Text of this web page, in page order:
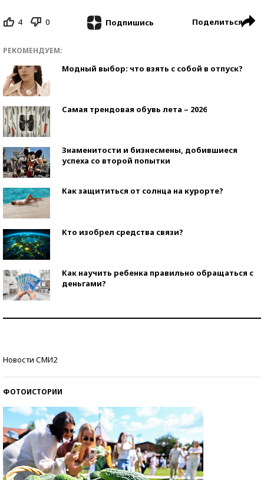
4 0 Подпишись Поделиться
РЕКОМЕНДУЕМ:
Модный выбор: что взять с собой в отпуск?
Самая трендовая обувь лета – 2026
Знаменитости и бизнесмены, добившиеся
успеха со второй попытки
Как защититься от солнца на курорте?
Кто изобрел средства связи?
Как научить ребенка правильно обращаться с
деньгами?
Новости СМИ2
ФОТОИСТОРИИ